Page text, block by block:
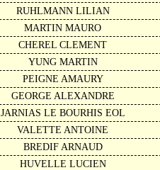
RUHLMANN LILIAN
MARTIN MAURO
CHEREL CLEMENT
YUNG MARTIN
PEIGNE AMAURY
GEORGE ALEXANDRE
JARNIAS LE BOURHIS EOL
VALETTE ANTOINE
BREDIF ARNAUD
HUVELLE LUCIEN